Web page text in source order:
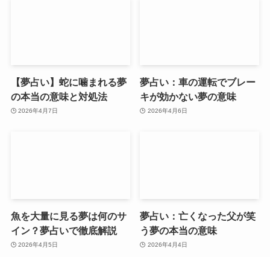
【夢占い】蛇に噛まれる夢
の本当の意味と対処法
2026年4月7日
夢占い：車の運転でブレー
キが効かない夢の意味
2026年4月6日
魚を大量に見る夢は何のサ
イン？夢占いで徹底解説
2026年4月5日
夢占い：亡くなった父が笑
う夢の本当の意味
2026年4月4日